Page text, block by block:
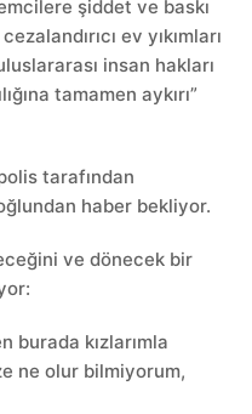
şiddet ve baskı
ev yıkımları
insan hakları
tamamen aykırı”
tarafından
haber bekliyor.
ve dönecek bir
burada kızlarımla
ne olur bilmiyorum,